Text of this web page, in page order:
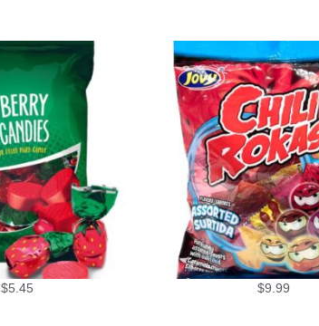
$5.45 $9.99